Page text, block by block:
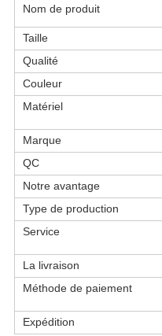
Nom de produit
Taille
Qualité
Couleur
Matériel
Marque
QC
Notre avantage
Type de production
Service
La livraison
Méthode de paiement
Expédition